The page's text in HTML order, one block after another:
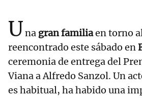
Una gran familiaen torno
reencontrado este sábado en
ceremonia de entrega del
Viana a Alfredo Sanzol. Un
es habitual, ha habido una